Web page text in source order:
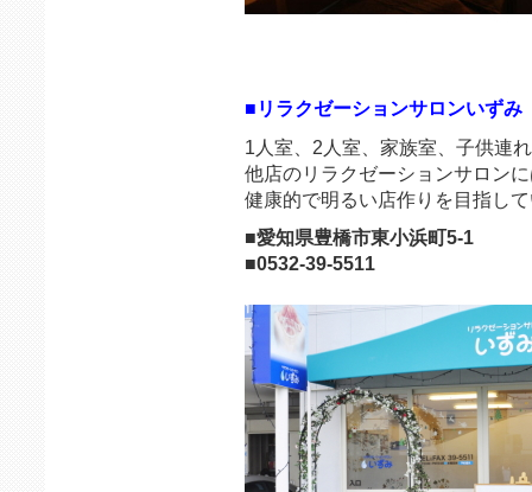
■リラクゼーションサロンいずみ
1人室、2人室、家族室、子供連
他店のリラクゼーションサロン
健康的で明るい店作りを目指し
■愛知県豊橋市東小浜町5-1
■0532-39-5511